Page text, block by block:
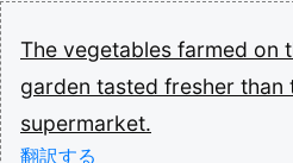
The vegetables farmed on
garden tasted fresher than
supermarket.
翻訳する